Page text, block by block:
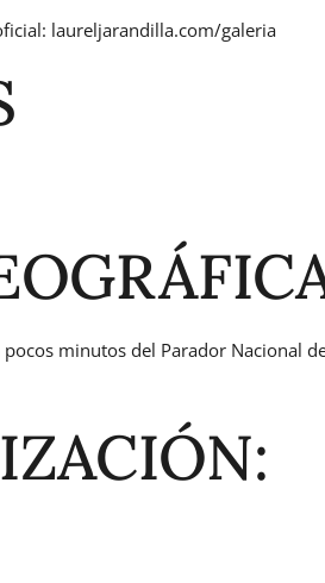
laureljarandilla.com/galeria
pocos minutos del Parador Nacional